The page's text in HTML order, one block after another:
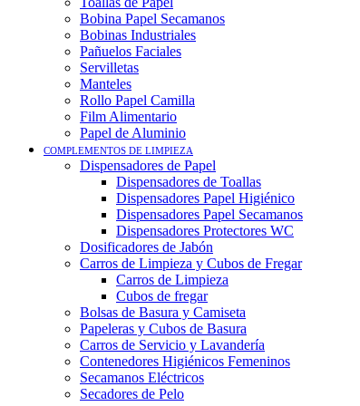
Bobina Papel Secamanos
Bobinas Industriales
Pañuelos Faciales
Servilletas
Manteles
Rollo Papel Camilla
Film Alimentario
Papel de Aluminio
COMPLEMENTOS DE LIMPIEZA
Dispensadores de Papel
Dispensadores de Toallas
Dispensadores Papel Higiénico
Dispensadores Papel Secamanos
Dispensadores Protectores WC
Dosificadores de Jabón
Carros de Limpieza y Cubos de Fregar
Carros de Limpieza
Cubos de fregar
Bolsas de Basura y Camiseta
Papeleras y Cubos de Basura
Carros de Servicio y Lavandería
Contenedores Higiénicos Femeninos
Secamanos Eléctricos
Secadores de Pelo